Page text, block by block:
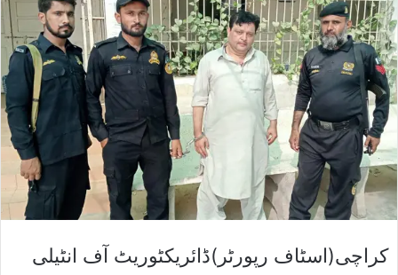
کراچی(اسٹاف رپورٹر)ڈائریکٹوریٹ آف انٹیلی